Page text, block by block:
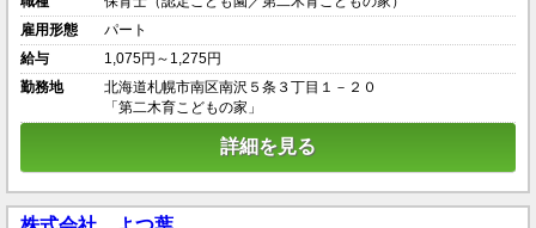
雇用形態
パート
給与
1,075円～1,275円
勤務地
北海道札幌市南区南沢５条３丁目１－２０
「第二木育こどもの家」
詳細を見る